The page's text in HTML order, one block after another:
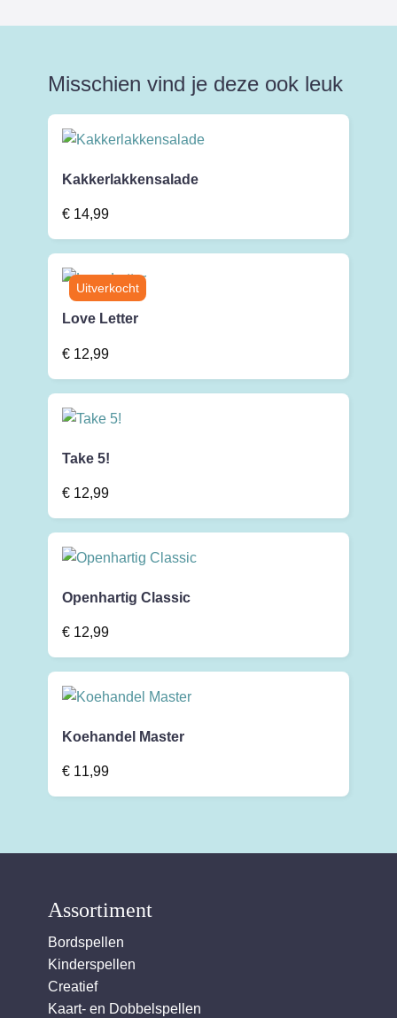
Misschien vind je deze ook leuk
Kakkerlakkensalade
€ 14,99
Love Letter
€ 12,99
Take 5!
€ 12,99
Openhartig Classic
€ 12,99
Koehandel Master
€ 11,99
Assortiment
Bordspellen
Kinderspellen
Creatief
Kaart- en Dobbelspellen